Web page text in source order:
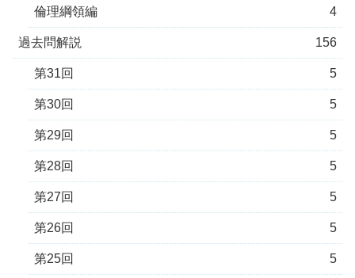
倫理綱領編 4
過去問解説 156
第31回 5
第30回 5
第29回 5
第28回 5
第27回 5
第26回 5
第25回 5